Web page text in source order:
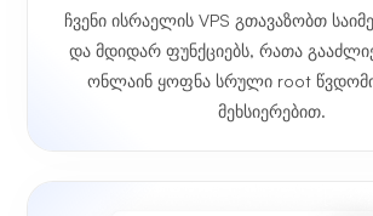
ჩვენი ისრაელის VPS გთავაზობთ
და მდიდარ ფუნქციებს, რათა
ონლაინ ყოფნა სრული root
მეხსიერებით.